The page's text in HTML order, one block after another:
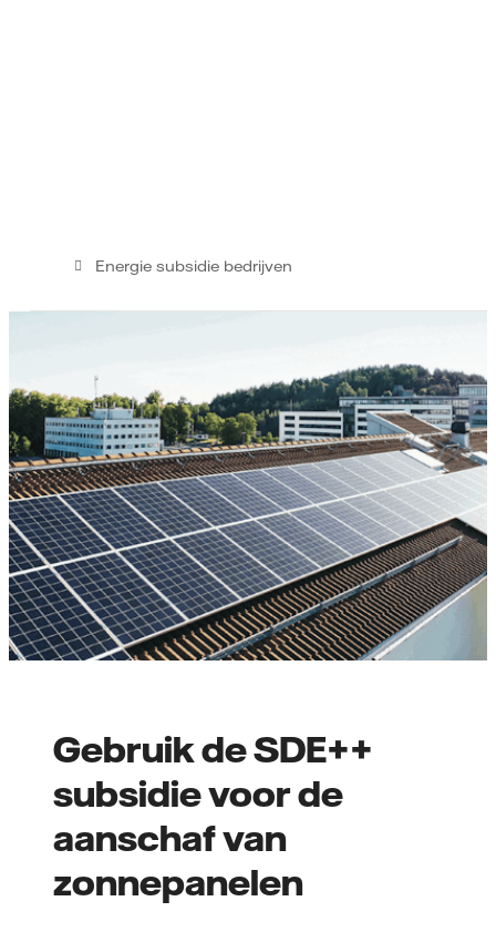
Energie subsidie bedrijven
Gebruik de SDE++
subsidie voor de
aanschaf van
zonnepanelen